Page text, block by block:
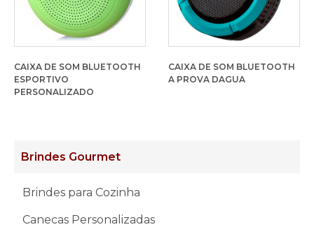
Brindes Gourmet
Brindes para Cozinha
Canecas Personalizadas
CAIXA DE SOM BLUETOOTH
ESPORTIVO
PERSONALIZADO
CAIXA DE SOM BLUETOOTH
A PROVA DAGUA